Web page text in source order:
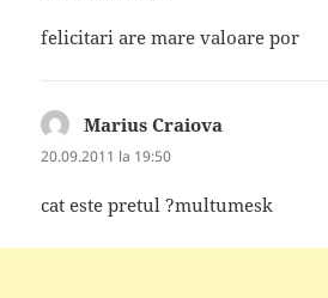
felicitari are mare valoare por
Marius Craiova
20.09.2011 la 19:50
cat este pretul ?multumesk